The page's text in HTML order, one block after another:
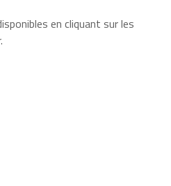
en cliquant sur les